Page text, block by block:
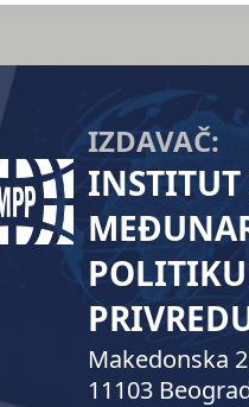
IZDAVAČ:
INSTITUT
Makedonska
11103